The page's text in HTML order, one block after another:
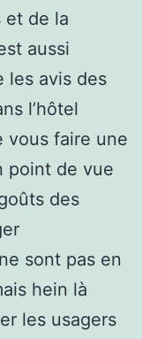
et de la
aussi
les avis des
l’hôtel
vous faire une
point de vue
des
sont pas en
hein là
les usagers